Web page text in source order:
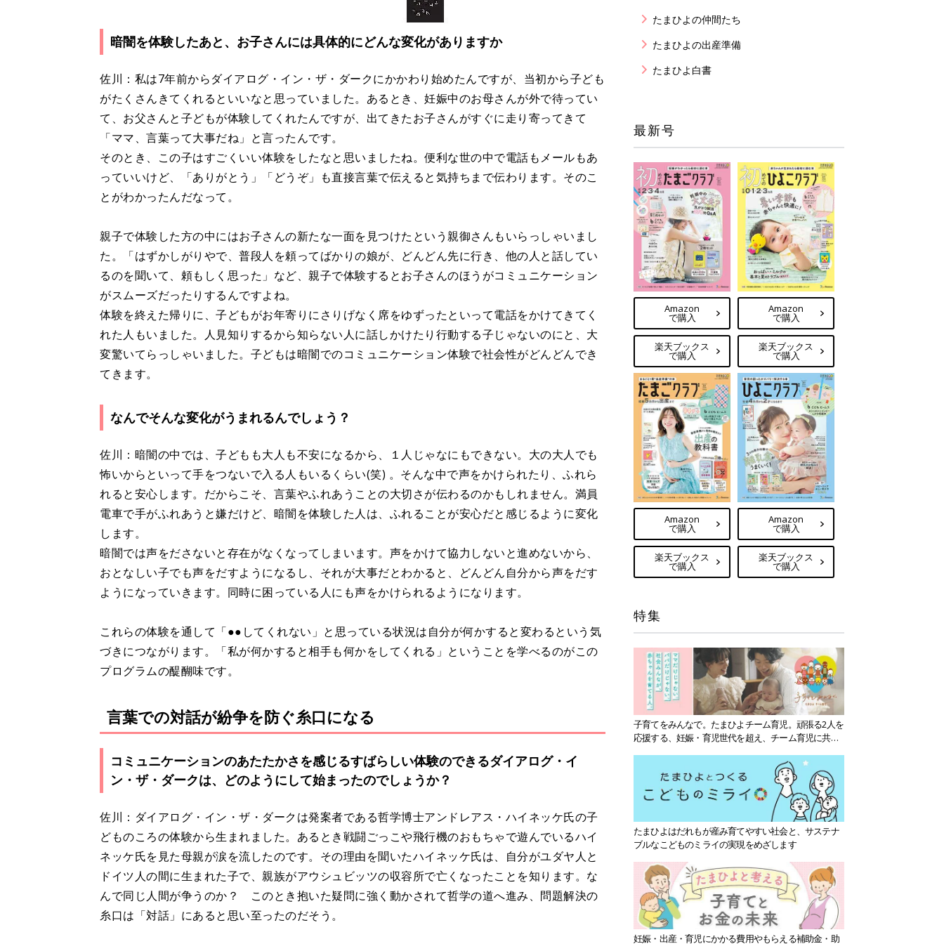
暗闇を体験したあと、お子さんには具体的にどんな変化がありますか
佐川：私は7年前からダイアログ・イン・ザ・ダークにかかわり始めたんですが、当初から子ども
がたくさんきてくれるといいなと思っていました。あるとき、妊娠中のお母さんが外で待ってい
て、お父さんと子どもが体験してくれたんですが、出てきたお子さんがすぐに走り寄ってきて
「ママ、言葉って大事だね」と言ったんです。
そのとき、この子はすごくいい体験をしたなと思いましたね。便利な世の中で電話もメールもあ
っていいけど、「ありがとう」「どうぞ」も直接言葉で伝えると気持ちまで伝わります。そのこ
とがわかったんだなって。
親子で体験した方の中にはお子さんの新たな一面を見つけたという親御さんもいらっしゃいまし
た。「はずかしがりやで、普段人を頼ってばかりの娘が、どんどん先に行き、他の人と話してい
るのを聞いて、頼もしく思った」など、親子で体験するとお子さんのほうがコミュニケーション
がスムーズだったりするんですよね。
体験を終えた帰りに、子どもがお年寄りにさりげなく席をゆずったといって電話をかけてきてく
れた人もいました。人見知りするから知らない人に話しかけたり行動する子じゃないのにと、大
変驚いてらっしゃいました。子どもは暗闇でのコミュニケーション体験で社会性がどんどんでき
てきます。
なんでそんな変化がうまれるんでしょう？
佐川：暗闇の中では、子どもも大人も不安になるから、１人じゃなにもできない。大の大人でも
怖いからといって手をつないで入る人もいるくらい(笑) 。そんな中で声をかけられたり、ふれら
れると安心します。だからこそ、言葉やふれあうことの大切さが伝わるのかもしれません。満員
電車で手がふれあうと嫌だけど、暗闇を体験した人は、ふれることが安心だと感じるように変化
します。
暗闇では声をださないと存在がなくなってしまいます。声をかけて協力しないと進めないから、
おとなしい子でも声をだすようになるし、それが大事だとわかると、どんどん自分から声をだす
ようになっていきます。同時に困っている人にも声をかけられるようになります。
これらの体験を通して「●●してくれない」と思っている状況は自分が何かすると変わるという気
づきにつながります。「私が何かすると相手も何かをしてくれる」ということを学べるのがこの
プログラムの醍醐味です。
言葉での対話が紛争を防ぐ糸口になる
コミュニケーションのあたたかさを感じるすばらしい体験のできるダイアログ・イ
ン・ザ・ダークは、どのようにして始まったのでしょうか？
佐川：ダイアログ・イン・ザ・ダークは発案者である哲学博士アンドレアス・ハイネッケ氏の子
どものころの体験から生まれました。あるとき戦闘ごっこや飛行機のおもちゃで遊んでいるハイ
ネッケ氏を見た母親が涙を流したのです。その理由を聞いたハイネッケ氏は、自分がユダヤ人と
ドイツ人の間に生まれた子で、親族がアウシュビッツの収容所で亡くなったことを知ります。な
んで同じ人間が争うのか？ このとき抱いた疑問に強く動かされて哲学の道へ進み、問題解決の
糸口は「対話」にあると思い至ったのだそう。
たまひよの仲間たち
たまひよの出産準備
たまひよ白書
最新号
Amazon
で購入
楽天ブックス
で購入
Amazon
で購入
楽天ブックス
で購入
Amazon
で購入
楽天ブックス
で購入
Amazon
で購入
楽天ブックス
で購入
特集
子育てをみんなで。たまひよチーム育児。頑張る2人を
応援する、妊娠・育児世代を超え、チーム育児に共感
たまひよはだれもが産み育てやすい社会と、サステナ
ブルなこどものミライの実現をめざします
妊娠・出産・育児にかかる費用やもらえる補助金・助